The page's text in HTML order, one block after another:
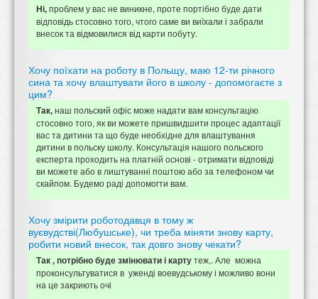
Ні,проблем у вас не виникне, проте портібно буде дати
відповідь стосовно того, чтого саме ви виїхали і забрали
внесок та відмовилися від карти побуту.
Хочу поїхати на роботу в Польщу, маю 12-ти річного
сина та хочу влаштувати його в школу - допомогаєте з
цим?
Так,наш польский офіс може надати вам консультацію
стосовно того, як ви можете пришвидшити процес адаптації
вас та дитини та що буде необхідне для влаштування
дитини в польску школу. Консультація нашого польского
експерта проходить на платній основі - отримати відповіді
ви можете або в лиштуванні поштою або за телефоном чи
скайпом. Будемо раді допомогти вам.
Хочу змірити роботодавця в тому ж
вуєвудстві(Любушське), чи треба міняти знову карту,
робити новий внесок, так довго знову чекати?
Так , потрібно буде змінювати і картутеж,. Але можна
проконсультуватися в уженді воевудському і можливо вони
на це закриють очі